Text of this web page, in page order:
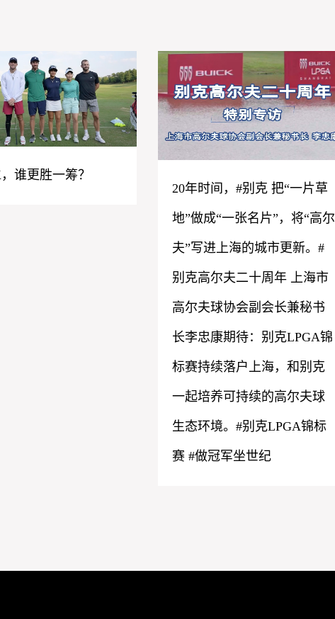
谁更胜一筹？
20年时间，#别克 把“一片草
地”做成“一张名片”，将“高尔
夫”写进上海的城市更新。#
别克高尔夫二十周年 上海市
高尔夫球协会副会长兼秘书
长李忠康期待：别克LPGA锦
标赛持续落户上海，和别克
一起培养可持续的高尔夫球
生态环境。#别克LPGA锦标
赛 #做冠军坐世纪